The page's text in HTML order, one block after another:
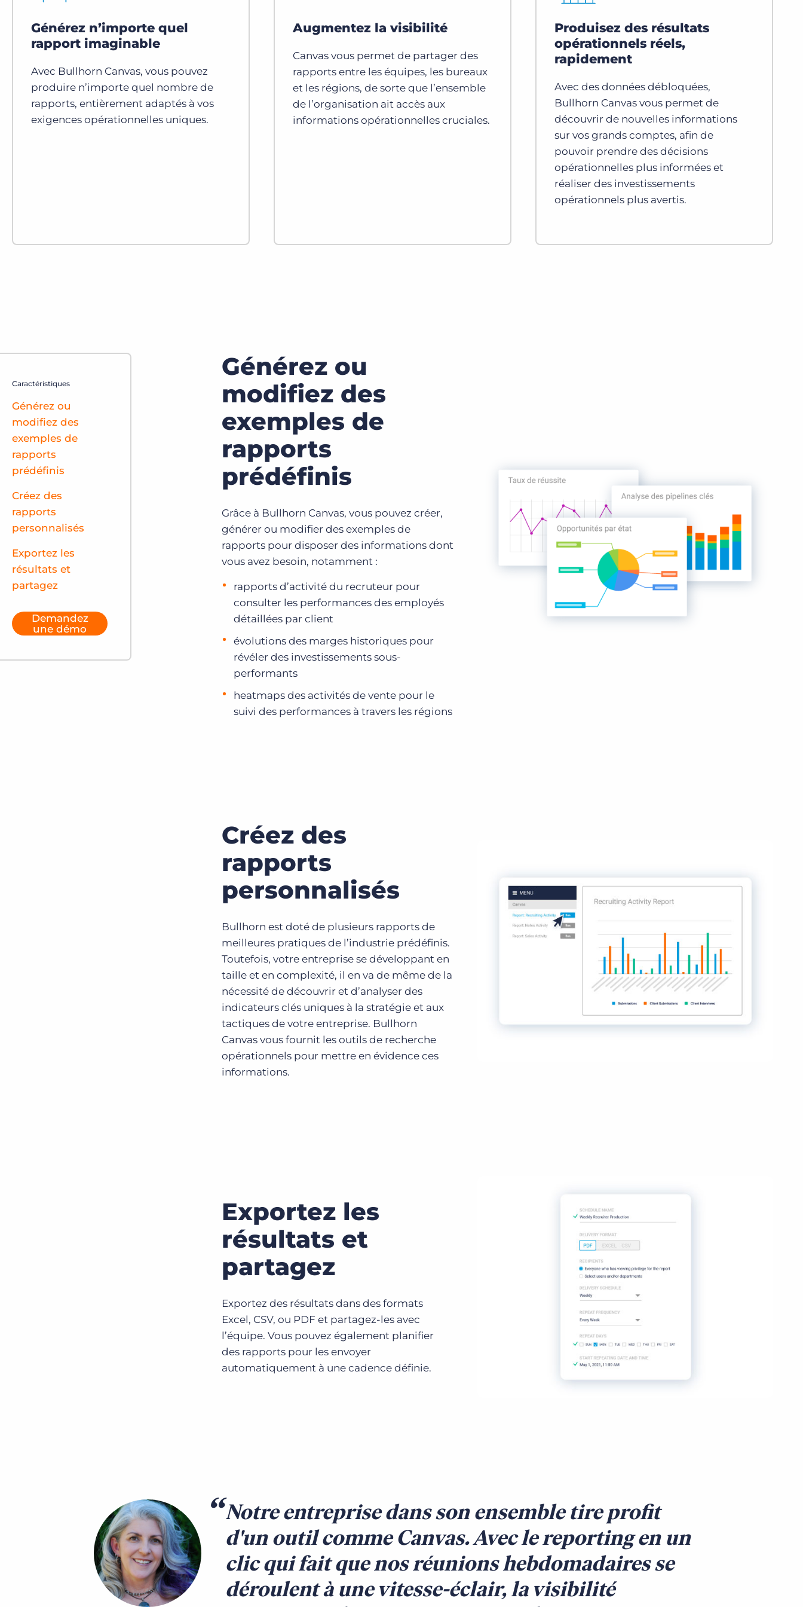
Générez n’importe quel
rapport imaginable
Avec Bullhorn Canvas, vous pouvez
produire n’importe quel nombre de
rapports, entièrement adaptés à vos
exigences opérationnelles uniques.
Augmentez la visibilité
Canvas vous permet de partager des
rapports entre les équipes, les bureaux
et les régions, de sorte que l’ensemble
de l’organisation ait accès aux
informations opérationnelles cruciales.
Produisez des résultats
opérationnels réels,
rapidement
Avec des données débloquées,
Bullhorn Canvas vous permet de
découvrir de nouvelles informations
sur vos grands comptes, afin de
pouvoir prendre des décisions
opérationnelles plus informées et
réaliser des investissements
opérationnels plus avertis.
Caractéristiques
Générez ou
modifiez des
exemples de
rapports
prédéfinis
Créez des
rapports
personnalisés
Exportez les
résultats et
partagez
Demandez
une démo
Générez ou
modifiez des
exemples de
rapports
prédéfinis
Grâce à Bullhorn Canvas, vous pouvez créer,
générer ou modifier des exemples de
rapports pour disposer des informations dont
vous avez besoin, notamment :
rapports d’activité du recruteur pour
consulter les performances des employés
détaillées par client
évolutions des marges historiques pour
révéler des investissements sous-
performants
heatmaps des activités de vente pour le
suivi des performances à travers les régions
Créez des
rapports
personnalisés
Bullhorn est doté de plusieurs rapports de
meilleures pratiques de l’industrie prédéfinis.
Toutefois, votre entreprise se développant en
taille et en complexité, il en va de même de la
nécessité de découvrir et d’analyser des
indicateurs clés uniques à la stratégie et aux
tactiques de votre entreprise. Bullhorn
Canvas vous fournit les outils de recherche
opérationnels pour mettre en évidence ces
informations.
Exportez les
résultats et
partagez
Exportez des résultats dans des formats
Excel, CSV, ou PDF et partagez-les avec
l’équipe. Vous pouvez également planifier
des rapports pour les envoyer
automatiquement à une cadence définie.
Notre entreprise dans son ensemble tire profit
d'un outil comme Canvas. Avec le reporting en un
clic qui fait que nos réunions hebdomadaires se
déroulent à une vitesse-éclair, la visibilité